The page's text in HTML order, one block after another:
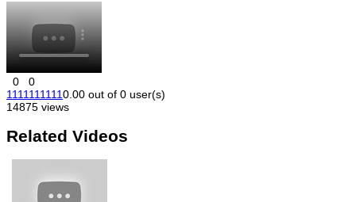
0
0
11111111110.00 out of 0 user(s)
14875 views
Related Videos